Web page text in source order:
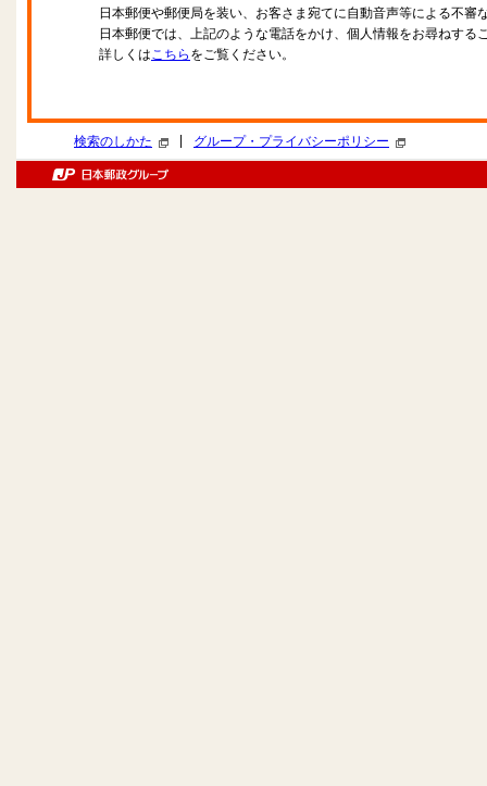
日本郵便や郵便局を装い、お客さま宛てに自動音声等による不審
日本郵便では、上記のような電話をかけ、個人情報をお尋ねする
詳しくはこちら をご覧ください。
検索のしかた グループ・プライバシーポリシー